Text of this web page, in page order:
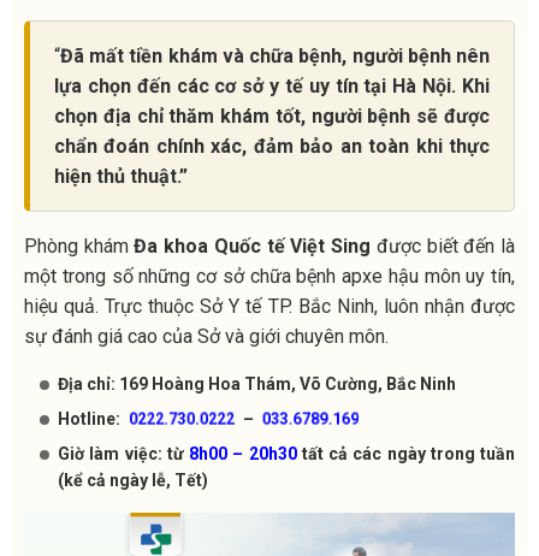
“Đã mất tiền khám và chữa bệnh, người bệnh nên
lựa chọn đến các cơ sở y tế uy tín tại Hà Nội. Khi
chọn địa chỉ thăm khám tốt, người bệnh sẽ được
chẩn đoán chính xác, đảm bảo an toàn khi thực
hiện thủ thuật.”
Phòng khámĐa khoa Quốc tế Việt Sing được biết đến là
một trong số những cơ sở chữa bệnh apxe hậu môn uy tín,
hiệu quả. Trực thuộc Sở Y tế TP. Bắc Ninh, luôn nhận được
sự đánh giá cao của Sở và giới chuyên môn.
Địa chỉ: 169 Hoàng Hoa Thám, Võ Cường, Bắc Ninh
Hotline:
0222.730.0222 – 033.6789.169
Giờ làm việc: từ 8h00 – 20h30tất cả các ngày trong tuần
(kể cả ngày lễ, Tết)